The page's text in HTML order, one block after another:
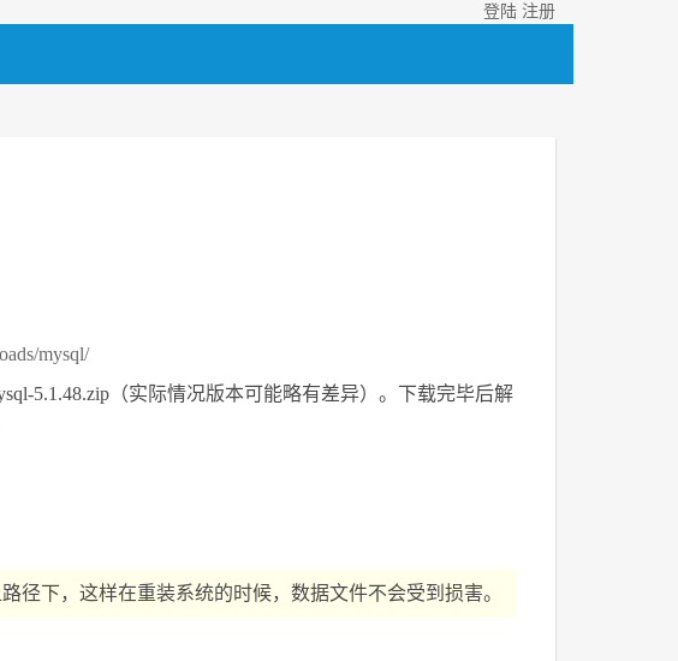
登陆 注册
mysql/
5.1.48.zip（实际情况版本可能略有差异）。下载完毕后解
径下，这样在重装系统的时候，数据文件不会受到损害。